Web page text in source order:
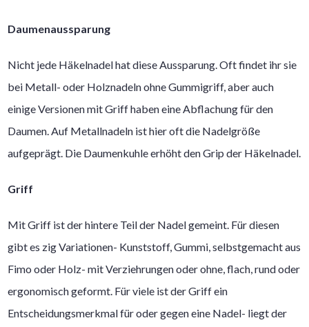
Daumenaussparung
Nicht jede Häkelnadel hat diese Aussparung. Oft findet ihr sie
bei Metall- oder Holznadeln ohne Gummigriff, aber auch
einige Versionen mit Griff haben eine Abflachung für den
Daumen. Auf Metallnadeln ist hier oft die Nadelgröße
aufgeprägt. Die Daumenkuhle erhöht den Grip der Häkelnadel.
Griff
Mit Griff ist der hintere Teil der Nadel gemeint. Für diesen
gibt es zig Variationen- Kunststoff, Gummi, selbstgemacht aus
Fimo oder Holz- mit Verziehrungen oder ohne, flach, rund oder
ergonomisch geformt. Für viele ist der Griff ein
Entscheidungsmerkmal für oder gegen eine Nadel- liegt der